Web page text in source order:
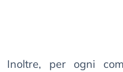
Inoltre, per ogni